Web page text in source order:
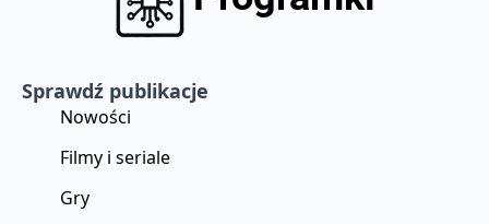
Sprawdź publikacje
Nowości
Filmy i seriale
Gry